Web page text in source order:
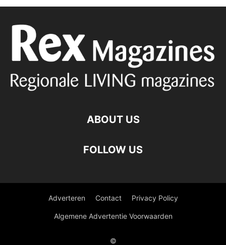
ABOUT US
FOLLOW US
Adverteren Contact Privacy Policy
Algemene Advertentie Voorwaarden
©